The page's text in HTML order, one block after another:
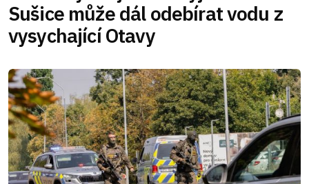
Sušice může dál odebírat vodu z
vysychající Otavy